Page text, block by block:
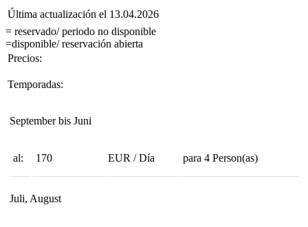
Última actualización el 13.04.2026
= reservado/ periodo no disponible
=disponible/ reservación abierta
Precios:
Temporadas:
September bis Juni
al: 170 EUR /Día para 4 Person(as)
Juli, August